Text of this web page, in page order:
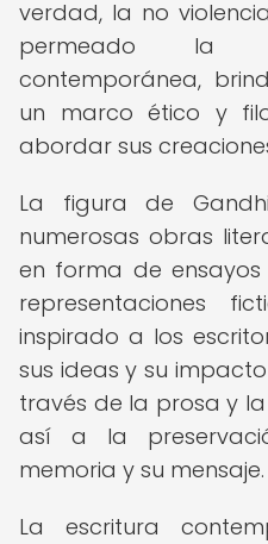
verdad, la no
permeado la
contemporánea,
un marco ético y
abordar sus
La figura de
numerosas obras
en forma de
representaciones
inspirado a los
sus ideas y su
través de la prosa y
así a la
memoria y su mensaje.
La escritura